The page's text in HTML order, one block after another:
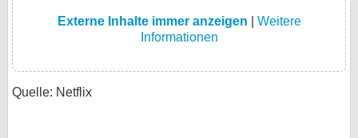
Externe Inhalte immer anzeigen
Weitere
Informationen
Quelle: Netflix